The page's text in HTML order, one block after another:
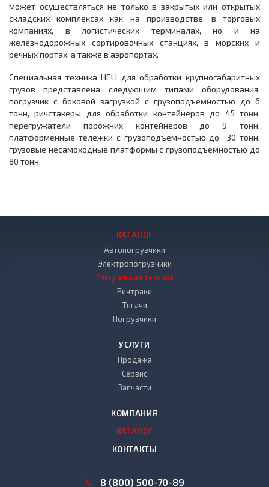
может осуществляться не только в закрытых или открытых
складских комплексах как на производстве, в торговых
компаниях, в логистических терминалах, но и на
железнодорожных сортировочных станциях, в морских и
речных портах, а также в аэропортах.
Специальная техника HELI для обработки крупногабаритных
грузов представлена следующим типами оборудования:
погрузчик с боковой загрузкой с грузоподъемностью до 6
тонн, ричстакеры для обработки контейнеров до 45 тонн,
перегружатели порожних контейнеров до 9 тонн,
платформенные тележки с грузоподъемностью до 30 тонн,
грузовые несамоходные платформы с грузоподъемностью до
80 тонн.
КАТАЛОГ
Автопогрузчики
Электропогрузчики
Специальная техника
Ричтраки
Тягачи
Погрузчики
УСЛУГИ
Продажа
Сервис
Запчасти
КОМПАНИЯ
КАТАЛОГ
КОНТАКТЫ
8 (800) 500-70-89